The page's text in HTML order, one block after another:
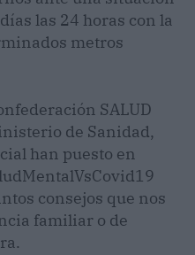
las 24 horas con la
metros
SALUD
de Sanidad,
han puesto en
consejos que nos
familiar o de